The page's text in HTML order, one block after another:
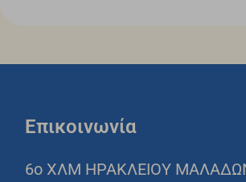
Επικοινωνία
6o ΧΛΜ ΗΡΑΚΛΕΙΟΥ